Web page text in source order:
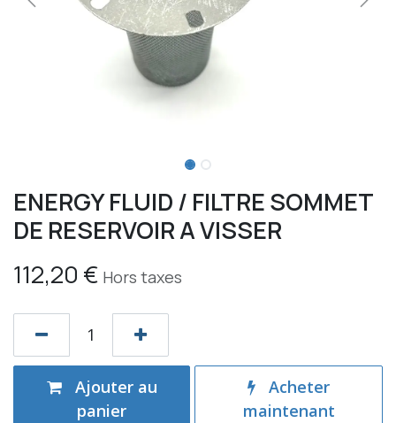
ENERGY FLUID / FILTRE SOMMET
DE RESERVOIR A VISSER
112,20 € Hors taxes
Ajouter au
panier
Acheter
maintenant